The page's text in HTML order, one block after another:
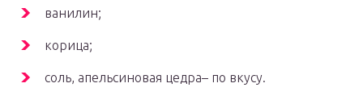
ванилин;
корица;
соль, апельсиновая цедра– по вкусу.